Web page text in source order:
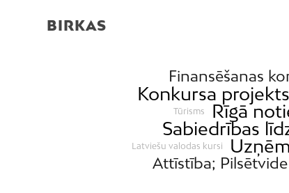
BIRKAS
Finansēšanas
Konkursa projekts
Tūrisms Rīgā
Sabiedrības
Latviešu valodas kursi
Attīstība; Pilsētvide